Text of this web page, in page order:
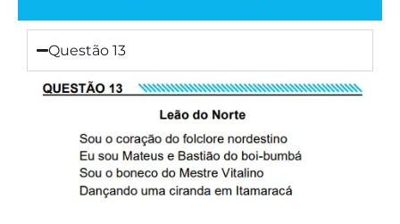
Questão 13